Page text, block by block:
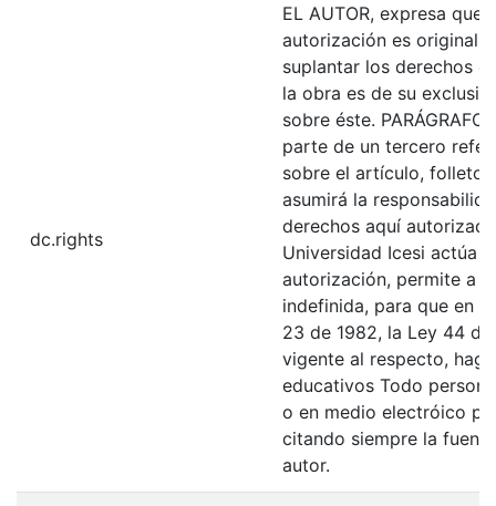
dc.rights
EL AUTOR, expresa
autorización es original
suplantar los derechos
la obra es de su
sobre éste.
parte de un tercero
sobre el artículo, folleto
asumirá la
derechos aquí
Universidad Icesi actúa
autorización, permite a
indefinida, para que en
23 de 1982, la Ley 44
vigente al respecto,
educativos Todo
o en medio electróico
citando siempre la
autor.